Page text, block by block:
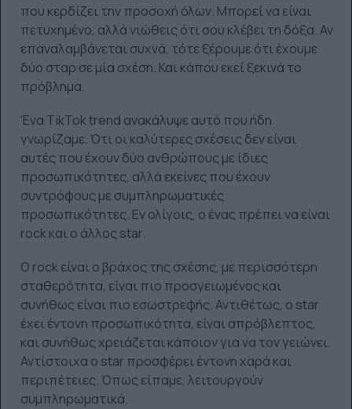
που κερδίζει την προσοχή όλων. Μπορεί να είναι
πετυχημένο, αλλά νιώθεις ότι σου κλέβει τη δόξα. Αν
επαναλαμβάνεται συχνά, τότε ξέρουμε ότι έχουμε
δύο σταρ σε μία σχέση. Και κάπου εκεί ξεκινά το
πρόβλημα.
Ένα TikTok trend ανακάλυψε αυτό που ήδη
γνωρίζαμε. Ότι οι καλύτερες σχέσεις δεν είναι
αυτές που έχουν δύο ανθρώπους με ίδιες
προσωπικότητες, αλλά εκείνες που έχουν
συντρόφους με συμπληρωματικές
προσωπικότητες. Εν ολίγοις, ο ένας πρέπει να είναι
rock και ο άλλος star.
O rock είναι ο βράχος της σχέσης, με περισσότερη
σταθερότητα, είναι πιο προσγειωμένος και
συνήθως είναι πιο εσωστρεφής. Αντιθέτως, ο star
έχει έντονη προσωπικότητα, είναι απρόβλεπτος,
και συνήθως χρειάζεται κάποιον για να τον γειώνει.
Αντίστοιχα ο star προσφέρει έντονη χαρά και
περιπέτειες. Όπως είπαμε, λειτουργούν
συμπληρωματικά.